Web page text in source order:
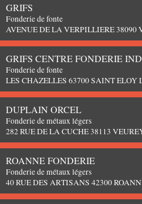
GRIFS
Fonderie de fonte
AVENUE DE LA VERPILLIERE 38090
GRIFS CENTRE FONDERIE
Fonderie de fonte
LES CHAZELLES 63700 SAINT ELOY
DUPLAIN ORCEL
Fonderie de métaux légers
282 RUE DE LA CUCHE 38113
ROANNE FONDERIE
Fonderie de métaux légers
40 RUE DES ARTISANS 42300